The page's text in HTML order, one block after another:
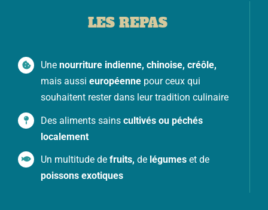
LES REPAS
Une nourriture indienne, chinoise, créôle,
mais aussieuropéenne pour ceux qui
souhaitent rester dans leur tradition culinaire
Des aliments sains cultivés ou péchés
localement
Un multitude defruits, de légumes et de
poissons exotiques